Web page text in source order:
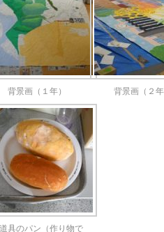
背景画（１年） 背景画（２
具のパン（作り物で